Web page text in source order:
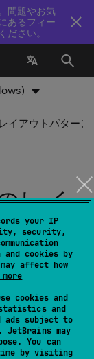
your IP
security,
cookies by
affect how
cookies and
and
ads subject to
. JetBrains may
You can
by visiting
問題やお気
あるフィー
ださい。
レイ
ンバ
従って C# フ
ることができ
を並べ替えた